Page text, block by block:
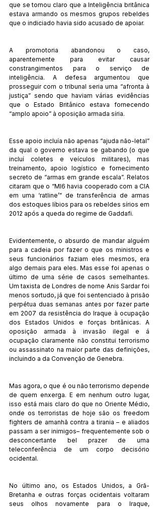
que se tornou claro que a Inteligência britânica
estava armando os mesmos grupos rebeldes
que o indiciado havia sido acusado de apoiar.
A promotoria abandonou o caso,
aparentemente para evitar causar
constrangimentos para o serviço de
inteligência. A defesa argumentou que
prosseguir com o tribunal seria uma “afronta à
justiça” sendo que haviam várias evidências
que o Estado Britânico estava fornecendo
“amplo apoio” à oposição armada síria.
Esse apoio incluía não apenas “ajuda não-letal”
da qual o governo estava se gabando (o que
incluí coletes e veículos militares), mas
treinamento, apoio logístico e fornecimento
secreto de “armas em grande escala”. Relatos
citaram que o “MI6 havia cooperado com a CIA
em uma ‘ratline’” de transferência de armas
dos estoques líbios para os rebeldes sírios em
2012 após a queda do regime de Gaddafi.
Evidentemente, o absurdo de mandar alguém
para a cadeia por fazer o que os ministros e
seus funcionários faziam eles mesmos, era
algo demais para eles. Mas esse foi apenas o
último de uma série de casos semelhantes.
Um taxista de Londres de nome Anis Sardar foi
menos sortudo, já que foi sentenciado à prisão
perpétua duas semanas antes por fazer parte
em 2007 da resistência do Iraque à ocupação
dos Estados Unidos e forças britânicas. A
oposição armada à invasão ilegal e á
ocupação claramente não constitui terrorismo
ou assassinato na maior parte das definições,
incluindo a da Convenção de Genebra.
Mas agora, o que é ou não terrorismo depende
de quem enxerga. E em nenhum outro lugar,
isso está mais claro do que no Oriente Médio,
onde os terroristas de hoje são os freedom
fighters de amanhã contra a tirania – e aliados
passam a ser inimigos– frequentemente sob o
desconcertante bel prazer de uma
teleconferência de um corpo decisório
ocidental.
No último ano, os Estados Unidos, a Grã-
Bretanha e outras forças ocidentais voltaram
seus olhos novamente para o Iraque,